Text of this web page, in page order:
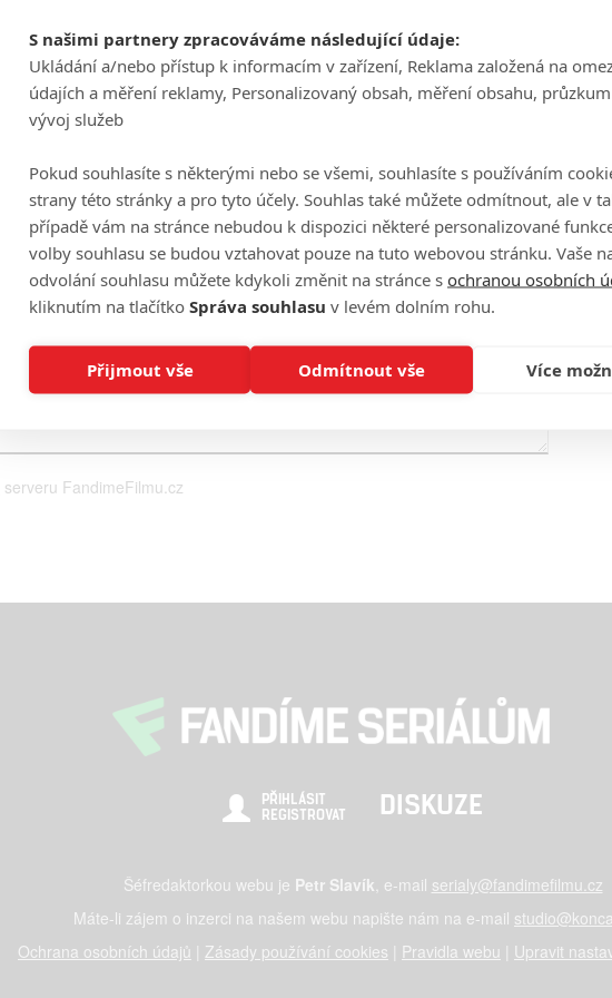
serveru FandimeFilmu.cz
PŘIHLÁSIT
REGISTROVAT
DISKUZE
Šéfredaktorkou webu je Petr Slavík, e-mail serialy@fandimefilmu.cz
Máte-li zájem o inzerci na našem webu napište nám na e-mail
Ochrana osobních údajů
Zásady používání cookies Pravidla webu Upravit
S našimi partnery zpracováváme následující údaje:
Ukládání a/nebo přístup k informacím v zařízení, Reklama založená na
údajích a měření reklamy, Personalizovaný obsah, měření obsahu,
vývoj služeb
Pokud souhlasíte s některými nebo se všemi, souhlasíte s používáním
strany této stránky a pro tyto účely. Souhlas také můžete odmítnout, ale v
případě vám na stránce nebudou k dispozici některé personalizované
volby souhlasu se budou vztahovat pouze na tuto webovou stránku. Vaše
odvolání souhlasu můžete kdykoli změnit na stránce s ochranou osobních
kliknutím na tlačítko Správa souhlasu v levém dolním rohu.
Přijmout vše Odmítnout vše Více